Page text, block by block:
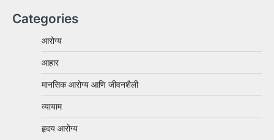
Categories
आरोग्य
आहार
मानसिक आरोग्य आणि जीवनशैली
व्यायाम
हृदय आरोग्य